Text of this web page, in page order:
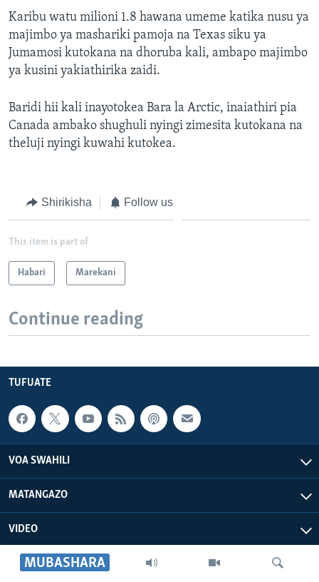
MUBASHARA
Karibu watu milioni 1.8 hawana umeme katika nusu ya
majimbo ya mashariki pamoja na Texas siku ya
Jumamosi kutokana na dhoruba kali, ambapo majimbo
ya kusini yakiathirika zaidi.
Baridi hii kali inayotokea Bara la Arctic, inaiathiri pia
Canada ambako shughuli nyingi zimesita kutokana na
theluji nyingi kuwahi kutokea.
Shirikisha Follow us
This item is part of
Habari Marekani
Continue reading
TUFUATE
VOA SWAHILI
MATANGAZO
VIDEO
VOA AFRICA